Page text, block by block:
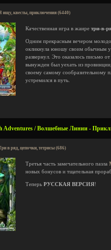
ищу, квесты, приключения (6440)
Качественная игра в жанре три-в-
Одним прекрасным вечером
окликнула юношу своим обычным
развернул. Это оказалось письмо
вынужден был уехать из
своему самому сообразительному
устремился в путь.
Adventures / Волшебные Линии -
в ряд, цепочки, тетрисы (686)
Третья часть замечательного пазла
новых бонусов и тщательная
Теперь РУССКАЯ ВЕРСИЯ!